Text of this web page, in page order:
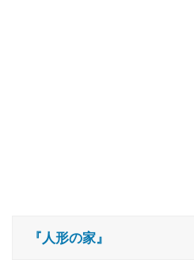
『人形の家』